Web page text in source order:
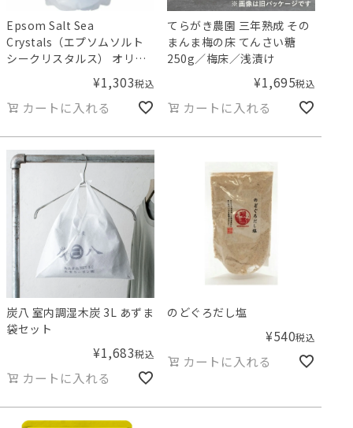
Epsom Salt Sea
Crystals（エプソムソルト
シークリスタルス） オリジ
¥1,303税込
カートに入れる
てらがき農園 三年熟成 その
まんま梅の床 てんさい糖
250g／梅床／浅漬け
¥1,695税込
カートに入れる
炭八 室内調湿木炭 3L あずま
袋セット
¥1,683税込
カートに入れる
のどぐろだし塩
¥540税込
カートに入れる